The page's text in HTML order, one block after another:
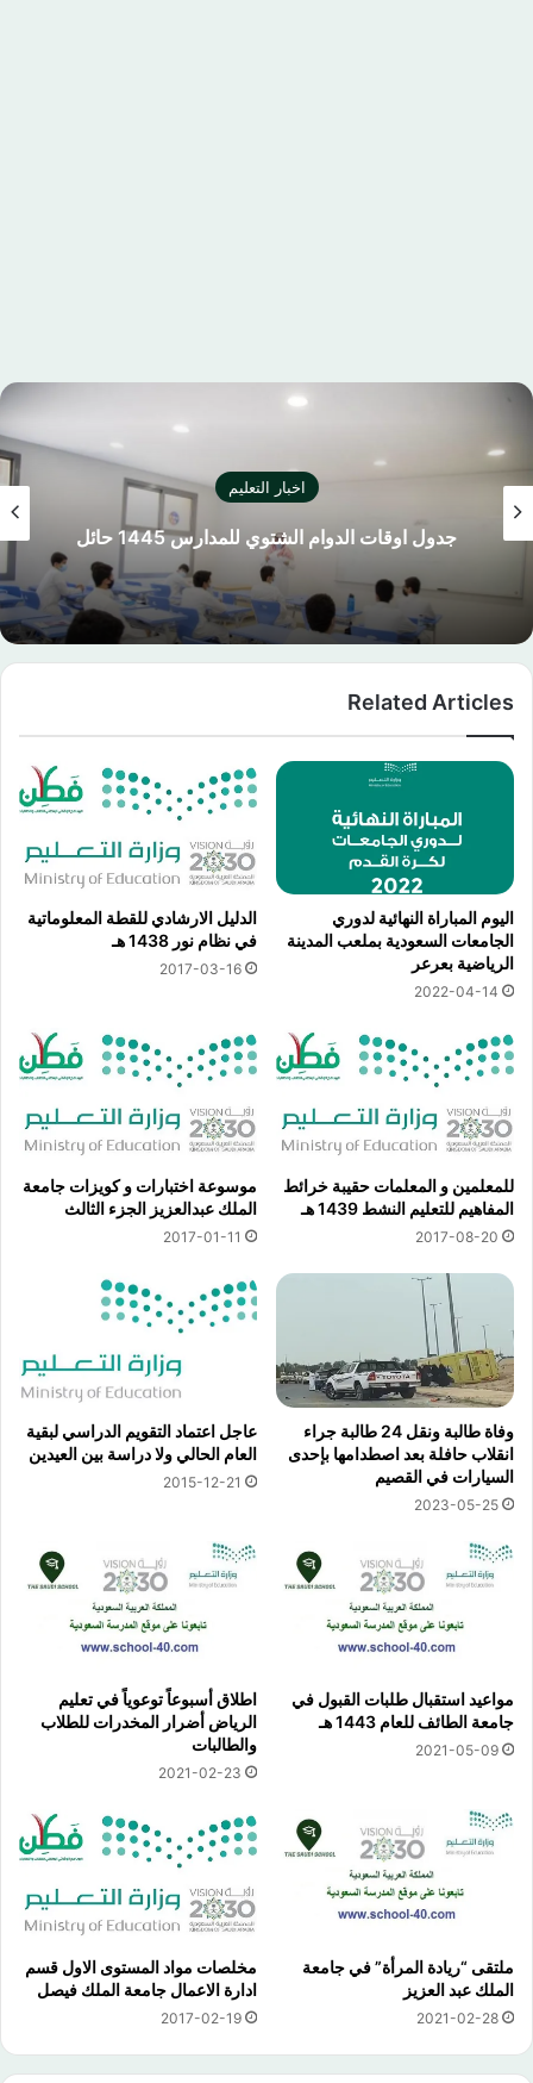
اخبار التعليم
كليشة اختبار نهائي بالشعار الجديد
السعودية
Related Articles
اليوم المباراة النهائية لدوري
الجامعات السعودية بملعب المدينة
الرياضية بعرعر
2022-04-14
الدليل الارشادي للقطة المعلوماتية
في نظام نور 1438 هـ
2017-03-16
للمعلمين و المعلمات حقيبة خرائط
المفاهيم للتعليم النشط 1439 هـ
2017-08-20
موسوعة اختبارات و كويزات جامعة
الملك عبدالعزيز الجزء الثالث
2017-01-11
وفاة طالبة ونقل 24 طالبة جراء
انقلاب حافلة بعد اصطدامها بإحدى
السيارات في القصيم
2023-05-25
عاجل اعتماد التقويم الدراسي لبقية
العام الحالي ولا دراسة بين العيدين
2015-12-21
مواعيد استقبال طلبات القبول في
جامعة الطائف للعام 1443 هـ
2021-05-09
اطلاق أسبوعاً توعوياً في تعليم
الرياض أضرار المخدرات للطلاب
والطالبات
2021-02-23
ملتقى “ريادة المرأة” في جامعة
الملك عبد العزيز
2021-02-28
مخلصات مواد المستوى الاول قسم
ادارة الاعمال جامعة الملك فيصل
2017-02-19